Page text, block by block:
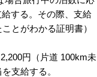
する。その際、支給
とがわかる証明書）
円（片道 100km未
支給する。